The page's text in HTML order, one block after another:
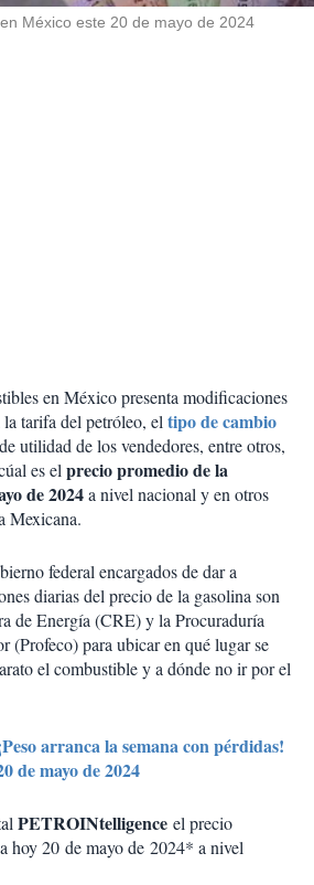
México este 20 de mayo de 2024
en México presenta modificaciones
tarifa del petróleo, eltipo de cambio
utilidad de los vendedores, entre otros,
es elprecio promedio de la
de 2024a nivel nacional y en otros
Mexicana.
federal encargados de dar a
diarias del precio de la gasolina son
de Energía (CRE) y la Procuraduría
(Profeco) para ubicar en qué lugar se
el combustible y a dónde no ir por el
arranca la semana con pérdidas!
de mayo de 2024
PETROINtelligence el precio
hoy 20 de mayo de 2024* a nivel